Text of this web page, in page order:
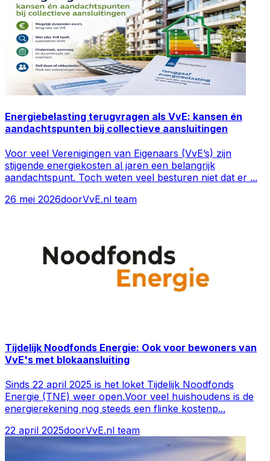
Energiebelasting terugvragen als VvE: kansen én
aandachtspunten bij collectieve aansluitingen
Voor veel Verenigingen van Eigenaars (VvE’s) zijn
stijgende energiekosten al jaren een belangrijk
aandachtspunt. Toch weten veel besturen niet dat er ...
26 mei 2026doorVvE.nl team
Tijdelijk Noodfonds Energie: Ook voor bewoners van
VvE's met blokaansluiting
Sinds 22 april 2025 is het loket Tijdelijk Noodfonds
Energie (TNE) weer open.Voor veel huishoudens is de
energierekening nog steeds een flinke kostenp...
22 april 2025doorVvE.nl team